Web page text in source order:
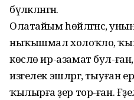
бүләкләнгән.
Олатайым һөйләгәнсә,
ныҡышмал холоҡло,
көслө ир-азамат бул-ған,
изгелек эшләргә, тыуған
ҡылырға әҙер тор-ған.